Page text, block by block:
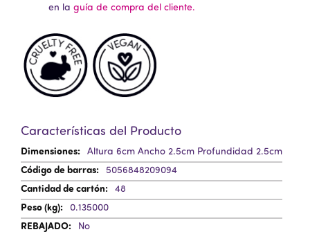
en la guía de compra del cliente.
Características del Producto
Más
Información
Altura 6cm Ancho 2.5cm Profundidad 2.5cm
5056848209094
48
0.135000
No